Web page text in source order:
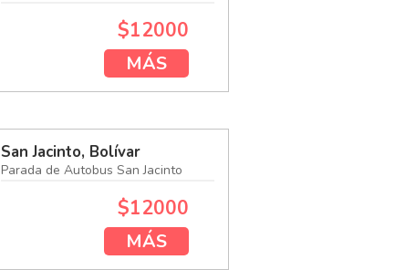
$12000
MÁS
San Jacinto, Bolívar
Parada de Autobus San Jacinto
$12000
MÁS